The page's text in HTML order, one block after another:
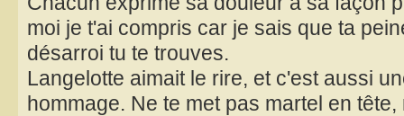
moi je t'ai compris car je sais que ta
désarroi tu te trouves.
Langelotte aimait le rire, et c'est aussi
hommage. Ne te met pas martel en tête,